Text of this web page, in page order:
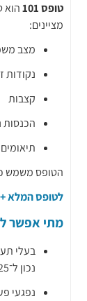
טופס 101
הוא
מציינים:
מצב
נקודות
קצבות
הכנסות
הטופס משמש
לטופס המלא
מתי אפשר
נכון ל־2025)
נפגעי